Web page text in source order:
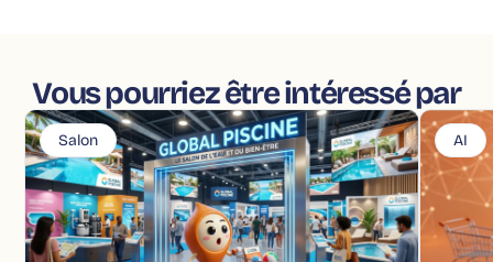
Vous pourriez être intéressé par
Salon AI